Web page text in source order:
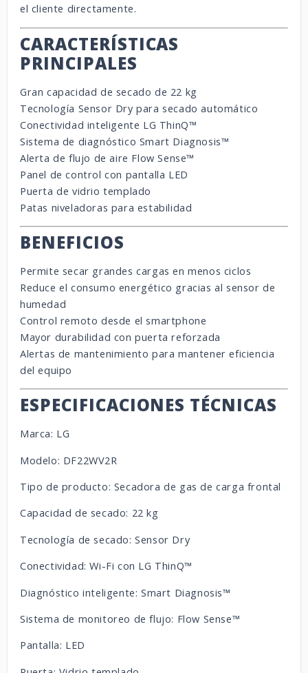
el cliente directamente.
CARACTERÍSTICAS
PRINCIPALES
Gran capacidad de secado de 22 kg
Tecnología Sensor Dry para secado automático
Conectividad inteligente LG ThinQ™
Sistema de diagnóstico Smart Diagnosis™
Alerta de flujo de aire Flow Sense™
Panel de control con pantalla LED
Puerta de vidrio templado
Patas niveladoras para estabilidad
BENEFICIOS
Permite secar grandes cargas en menos ciclos
Reduce el consumo energético gracias al sensor de
humedad
Control remoto desde el smartphone
Mayor durabilidad con puerta reforzada
Alertas de mantenimiento para mantener eficiencia
del equipo
ESPECIFICACIONES TÉCNICAS
Marca: LG
Modelo: DF22WV2R
Tipo de producto: Secadora de gas de carga frontal
Capacidad de secado: 22 kg
Tecnología de secado: Sensor Dry
Conectividad: Wi-Fi con LG ThinQ™
Diagnóstico inteligente: Smart Diagnosis™
Sistema de monitoreo de flujo: Flow Sense™
Pantalla: LED